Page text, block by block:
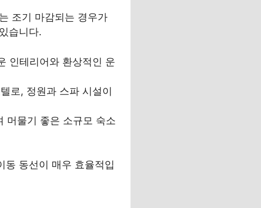
조기 마감되는 경우가
습니다.
인테리어와 환상적인 운
로, 정원과 스파 시설이
머물기 좋은 소규모 숙소
동 동선이 매우 효율적입